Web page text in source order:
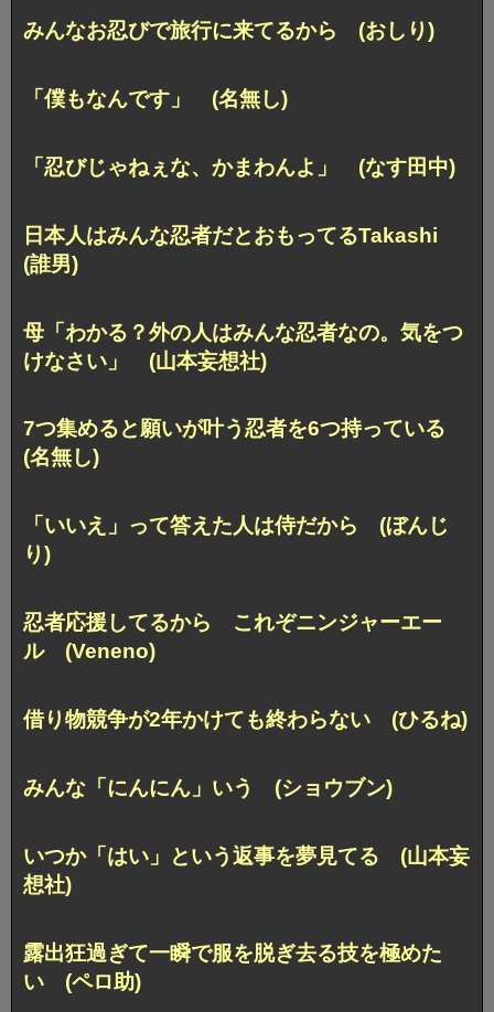
みんなお忍びで旅行に来てるから (おしり)
「僕もなんです」 (名無し)
「忍びじゃねぇな、かまわんよ」 (なす田中)
日本人はみんな忍者だとおもってるTakashi
(誰男)
母「わかる？外の人はみんな忍者なの。気をつ
けなさい」 (山本妄想社)
7つ集めると願いが叶う忍者を6つ持っている
(名無し)
「いいえ」って答えた人は侍だから (ぼんじ
り)
忍者応援してるから これぞニンジャーエー
ル (Veneno)
借り物競争が2年かけても終わらない (ひるね)
みんな「にんにん」いう (ショウブン)
いつか「はい」という返事を夢見てる (山本妄
想社)
露出狂過ぎて一瞬で服を脱ぎ去る技を極めた
い (ペロ助)